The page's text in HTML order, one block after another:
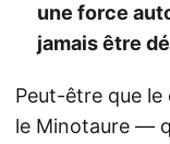
une force
jamais être
Peut-être que
le Minotaure —